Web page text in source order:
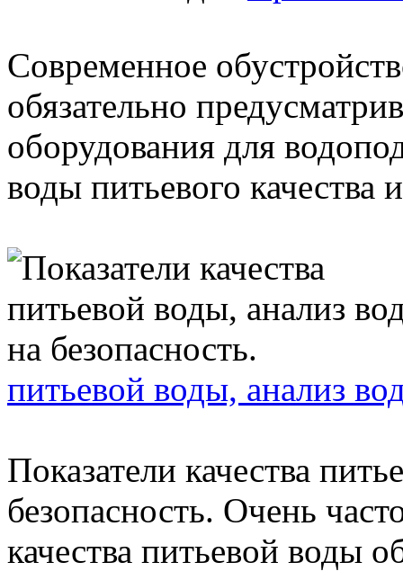
Современное
обязательно
оборудования для
воды питьевого качества
питьевой воды, анализ
Показатели качества
безопасность. Очень
качества питьевой воды